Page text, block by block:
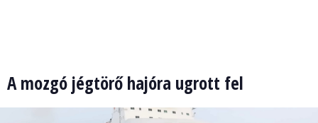
A mozgó jégtörő hajóra ugrott fel